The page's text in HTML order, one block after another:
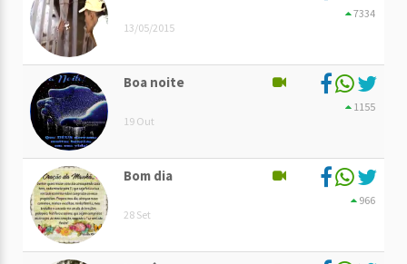
13/05/2015
7334
Boa noite
19 Out
1155
Bom dia
28 Set
966